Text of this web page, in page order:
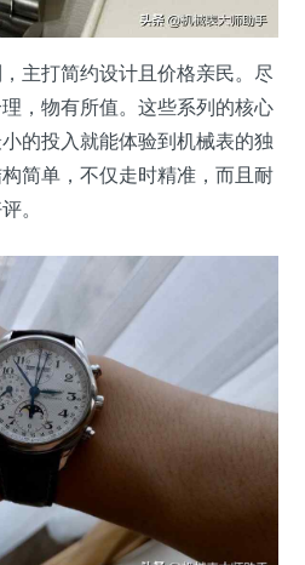
主打简约设计且价格亲民。尽
，物有所值。这些系列的核心
的投入就能体验到机械表的独
简单，不仅走时精准，而且耐
。